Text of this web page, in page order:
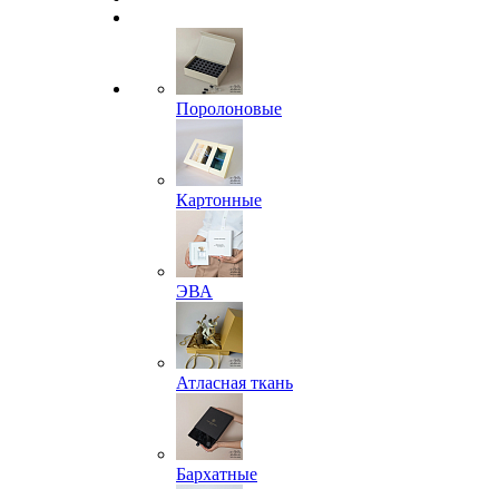
Поролоновые
Картонные
ЭВА
Атласная ткань
Бархатные